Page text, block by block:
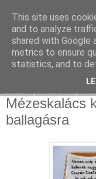
Moha
Mézeskalács
ballagásra
This site uses
and to analyze
shared with Google
metrics to ensure
statistics, and to